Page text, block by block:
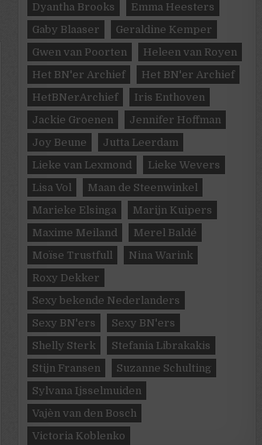
Dyantha Brooks
Emma Heesters
Gaby Blaaser
Geraldine Kemper
Gwen van Poorten
Heleen van Royen
Het BN'er Archief
Het BN'er Archief
HetBNerArchief
Iris Enthoven
Jackie Groenen
Jennifer Hoffman
Joy Beune
Jutta Leerdam
Lieke van Lexmond
Lieke Wevers
Lisa Vol
Maan de Steenwinkel
Marieke Elsinga
Marijn Kuipers
Maxime Meiland
Merel Baldé
Moïse Trustfull
Nina Warink
Roxy Dekker
Sexy bekende Nederlanders
Sexy BN'ers
Sexy BN'ers
Shelly Sterk
Stefania Librakakis
Stijn Fransen
Suzanne Schulting
Sylvana Ijsselmuiden
Vajèn van den Bosch
Victoria Koblenko